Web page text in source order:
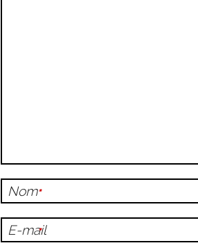
Nom*
E-mail
*